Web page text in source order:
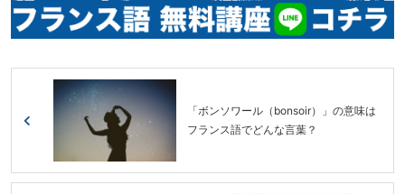
「ボンソワール（bonsoir）」の意味は
フランス語でどんな言葉？